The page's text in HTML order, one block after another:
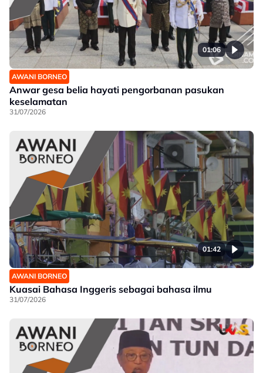
01:06
AWANI BORNEO
Anwar gesa belia hayati pengorbanan pasukan
keselamatan
31/07/2026
01:42
AWANI BORNEO
Kuasai Bahasa Inggeris sebagai bahasa ilmu
31/07/2026